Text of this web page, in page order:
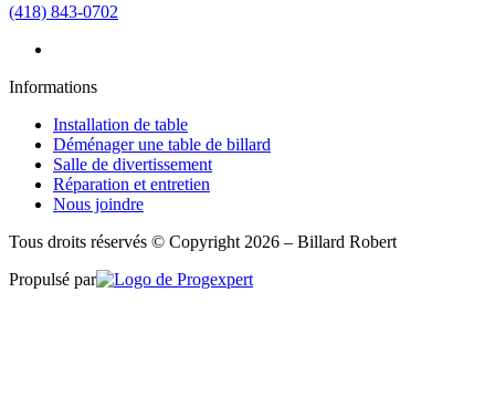
(418) 843-0702
Informations
Installation de table
Déménager une table de billard
Salle de divertissement
Réparation et entretien
Nous joindre
Tous droits réservés © Copyright 2026 – Billard Robert
Propulsé par